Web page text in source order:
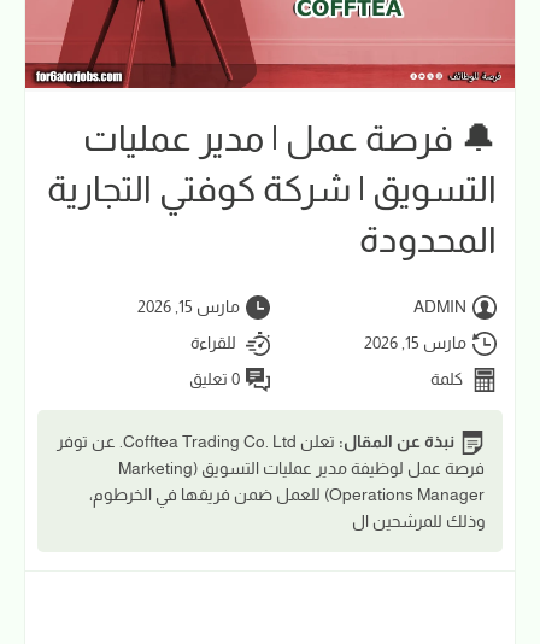
🔔 فرصة عمل | مدير عمليات
التسويق | شركة كوفتي التجارية
المحدودة
ADMIN
مارس 15, 2026
مارس 15, 2026
للقراءة
كلمة
0 تعليق
نبذة عن المقال:
تعلن Cofftea Trading Co. Ltd. عن توفر
فرصة عمل لوظيفة مدير عمليات التسويق (Marketing
Operations Manager) للعمل ضمن فريقها في الخرطوم،
وذلك للمرشحين ال